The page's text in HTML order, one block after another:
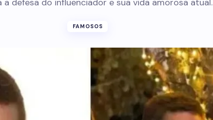
a defesa do influenciador e sua vida amorosa atual.
FAMOSOS